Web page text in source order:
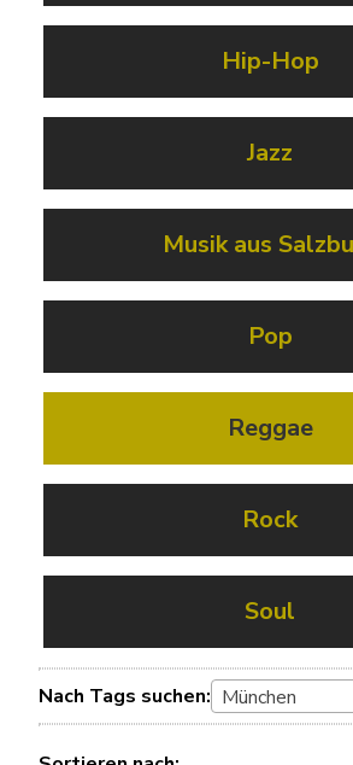
Hip-Hop
Jazz
Musik aus
Pop
Reggae
Rock
Soul
Nach Tags suchen: München